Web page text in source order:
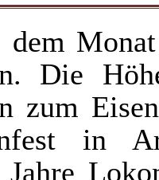
Die
zum
in